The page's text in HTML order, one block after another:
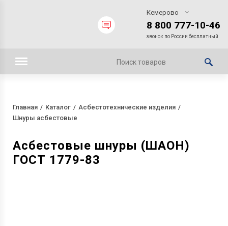
Кемерово
8 800 777-10-46
звонок по России бесплатный
Главная Каталог
Асбестотехнические изделия
Шнуры асбестовые
Асбестовые шнуры (ШАОН)
ГОСТ 1779-83